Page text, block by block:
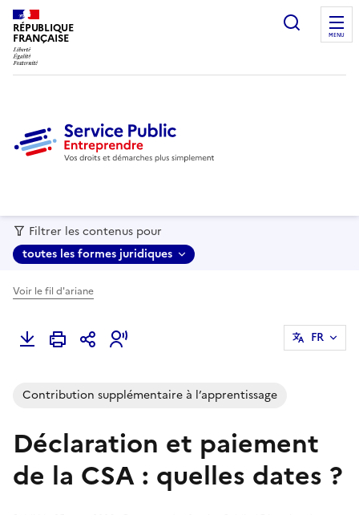
RÉPUBLIQUE
FRANÇAISE MENU
Filtrer les contenus pour
toutes les formes juridiques
Voir le fil d'ariane
FR
Contribution supplémentaire à l’apprentissage
Déclaration et paiement
de la CSA : quelles dates ?